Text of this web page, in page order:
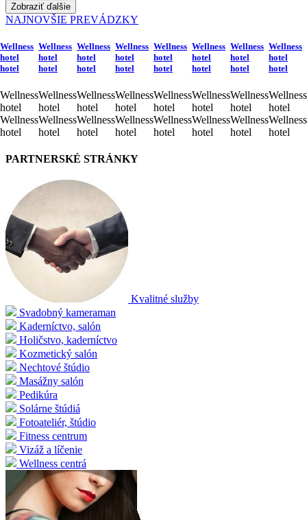
Zobraziť ďalšie
NAJNOVŠIE PREVÁDZKY
Wellness
hotel
hotel
Wellness
hotel
Wellness
hotel
Wellness
hotel
hotel
Wellness
hotel
Wellness
hotel
Wellness
hotel
hotel
Wellness
hotel
Wellness
hotel
Wellness
hotel
hotel
Wellness
hotel
Wellness
hotel
Wellness
hotel
hotel
Wellness
hotel
Wellness
hotel
Wellness
hotel
hotel
Wellness
hotel
Wellness
hotel
Wellness
hotel
hotel
Wellness
hotel
Wellness
hotel
Wellness
hotel
hotel
Wellness
hotel
Wellness
hotel
PARTNERSKÉ STRÁNKY
Kvalitné služby
Svadobný kameraman
Kaderníctvo, salón
Holičstvo, kaderníctvo
Kozmetický salón
Nechtové štúdio
Masážny salón
Pedikúra
Solárne štúdiá
Fotoateliér, štúdio
Fitness centrum
Vizáž a líčenie
Wellness centrá